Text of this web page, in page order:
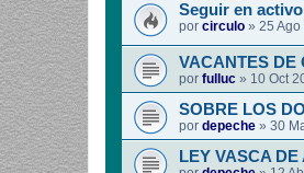
Seguir en
por circulo » 25 Ago
VACANTES DE
por fulluc » 10 Oct
SOBRE LOS
por depeche » 30
LEY VASCA